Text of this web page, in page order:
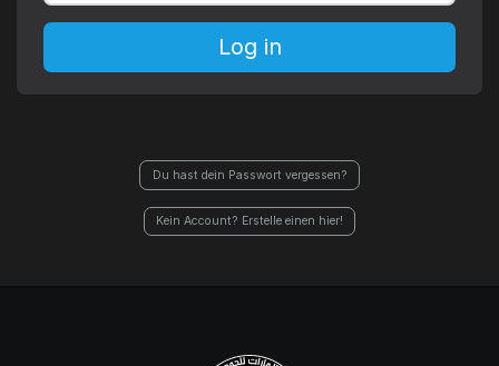
Log in
Du hast dein Passwort vergessen?
Kein Account? Erstelle einen hier!